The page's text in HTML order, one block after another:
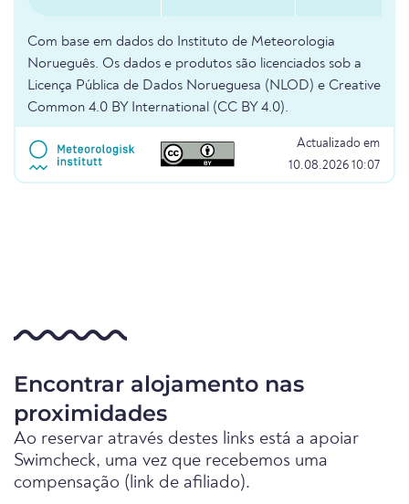
Com base em dados do Instituto de Meteorologia
Norueguês. Os dados e produtos são licenciados sob a
Licença Pública de Dados Norueguesa (NLOD) e Creative
Common 4.0 BY International (CC BY 4.0).
Actualizado em
10.08.2026 10:07
Encontrar alojamento nas
proximidades
Ao reservar através destes links está a apoiar
Swimcheck, uma vez que recebemos uma
compensação (link de afiliado).